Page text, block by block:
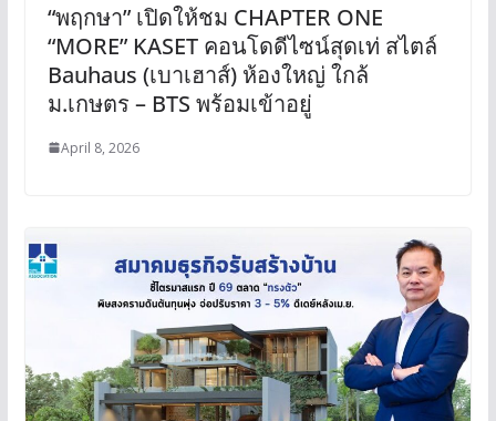
“พฤกษา” เปิดให้ชม CHAPTER ONE
“MORE” KASET คอนโดดีไซน์สุดเท่ สไตล์
Bauhaus (เบาเฮาส์) ห้องใหญ่ ใกล้
ม.เกษตร – BTS พร้อมเข้าอยู่
April 8, 2026